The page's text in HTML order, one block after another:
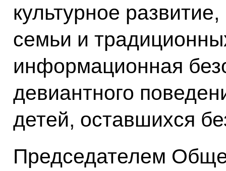
культурное
семьи и
информационная
девиантного
детей, оставшихся
Председателем